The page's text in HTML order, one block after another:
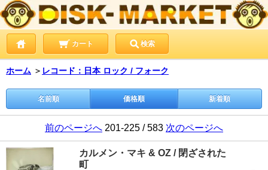
カート 検索
ホーム ＞ レコード：日本 ロック / フォーク
名前順 価格順 新着順
前のページへ 201-225 / 583 次のページへ
カルメン・マキ & OZ / 閉ざされた
町